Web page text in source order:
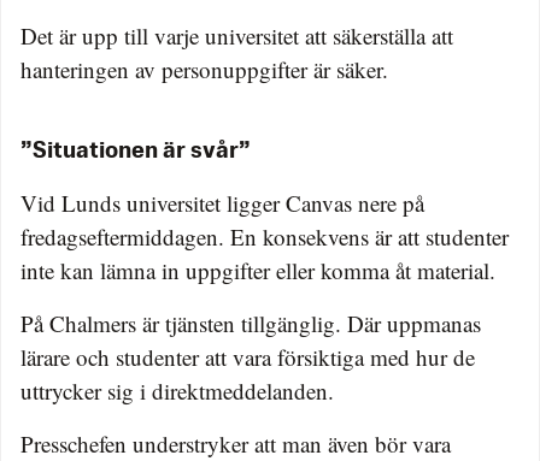
Det är upp till varje universitet att säkerställa att
hanteringen av personuppgifter är säker.
”Situationen är svår”
Vid Lunds universitet ligger Canvas nere på
fredagseftermiddagen. En konsekvens är att studenter
inte kan lämna in uppgifter eller komma åt material.
På Chalmers är tjänsten tillgänglig. Där uppmanas
lärare och studenter att vara försiktiga med hur de
uttrycker sig i direktmeddelanden.
Presschefen understryker att man även bör vara